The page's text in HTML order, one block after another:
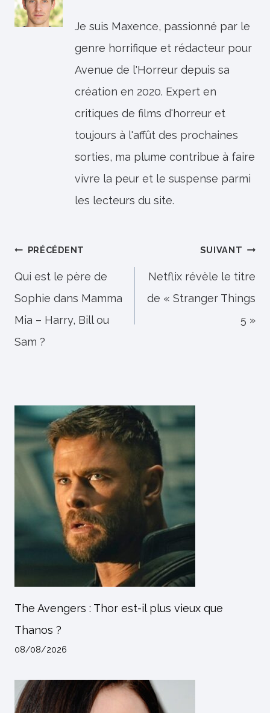
Je suis Maxence, passionné par le
genre horrifique et rédacteur pour
Avenue de l'Horreur depuis sa
création en 2020. Expert en
critiques de films d'horreur et
toujours à l'affût des prochaines
sorties, ma plume contribue à faire
vivre la peur et le suspense parmi
les lecteurs du site.
Navigation
de
l’article
PRÉCÉDENT
Qui est le père de
Sophie dans Mamma
Mia – Harry, Bill ou
Sam ?
SUIVANT
Netflix révèle le titre
de « Stranger Things
5 »
The Avengers : Thor est-il plus vieux que
Thanos ?
08/08/2026